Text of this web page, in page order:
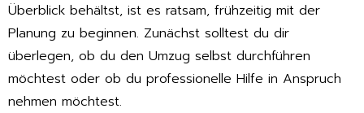
Überblick behältst, ist es ratsam, frühzeitig mit der
Planung zu beginnen. Zunächst solltest du dir
überlegen, ob du den Umzug selbst durchführen
möchtest oder ob du professionelle Hilfe in Anspruch
nehmen möchtest.